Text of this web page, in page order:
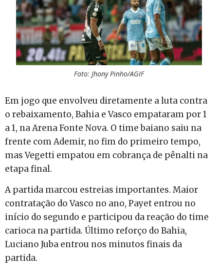
Foto: Jhony Pinho/AGIF
Em jogo que envolveu diretamente a luta contra
o rebaixamento, Bahia e Vasco empataram por 1
a 1, na Arena Fonte Nova. O time baiano saiu na
frente com Ademir, no fim do primeiro tempo,
mas Vegetti empatou em cobrança de pênalti na
etapa final.
A partida marcou estreias importantes. Maior
contratação do Vasco no ano, Payet entrou no
início do segundo e participou da reação do time
carioca na partida. Último reforço do Bahia,
Luciano Juba entrou nos minutos finais da
partida.